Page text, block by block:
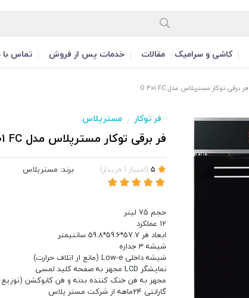
کاشی و سرامیک مقالات خدمات پس از فروش تماس با
فر برقی توکار مسترپلاس مدل O 301 FC
فر توکار / مسترپلاس
فر برقی توکار مسترپلاس مدل O 301 FC
(امتیاز 1 خریدار) برند: مسترپلاس
حجم 75 لیتر
12 عملکرد
ابعاد فر 57.7*59.6*59.8 سانتیمتر
شیشه 3 جداره
شیشه داخلی Low-e (مانع از اتلاف حرارت)
نمایشگر LCD مجهز به صفحه کلید لمسی
مجهز به فن خنک کننده بدنه و فن کانوکشن
گارانتی 24ماهه از شرکت مستر پلاس